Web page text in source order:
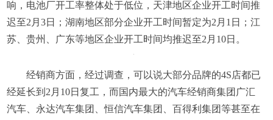
响，电池厂开工率整体处于低位，天津地区企业开工时间推
迟至2月3日；湖南地区部分企业开工时间暂定为2月1日；江
苏、贵州、广东等地区企业开工时间均推迟至2月10日。
经销商方面，经过调查，可以说大部分品牌的4S店都已
经延长到2月10日复工，而国内最大的汽车经销商集团广汇
汽车、永达汽车集团、恒信汽车集团、百得利集团等甚至在